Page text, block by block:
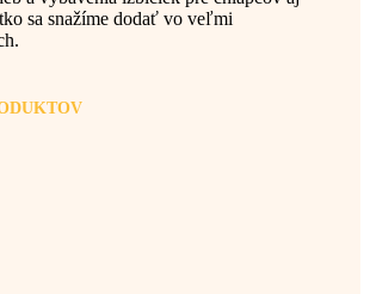
sa snažíme dodať vo veľmi